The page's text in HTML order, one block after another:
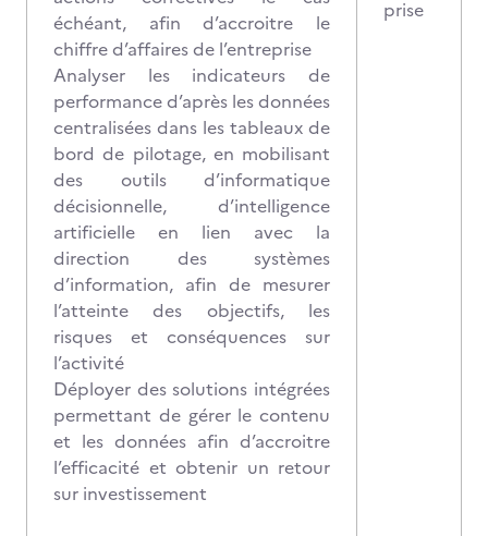
échéant, afin d’accroitre le
chiffre d’affaires de l’entreprise
Analyser les indicateurs de
performance d’après les données
centralisées dans les tableaux de
bord de pilotage, en mobilisant
des outils d’informatique
décisionnelle, d’intelligence
artificielle en lien avec la
direction des systèmes
d’information, afin de mesurer
l’atteinte des objectifs, les
risques et conséquences sur
l’activité
Déployer des solutions intégrées
permettant de gérer le contenu
et les données afin d’accroitre
l’efficacité et obtenir un retour
sur investissement
prise